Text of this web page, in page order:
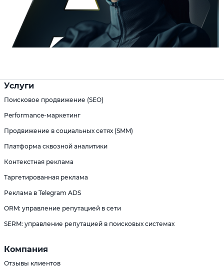
Услуги
Поисковое продвижение (SEO)
Performance-маркетинг
Продвижение в социальных сетях (SMM)
Платформа сквозной аналитики
Контекстная реклама
Таргетированная реклама
Реклама в Telegram ADS
ORM: управление репутацией в сети
SERM: управление репутацией в поисковых системах
Компания
Отзывы клиентов